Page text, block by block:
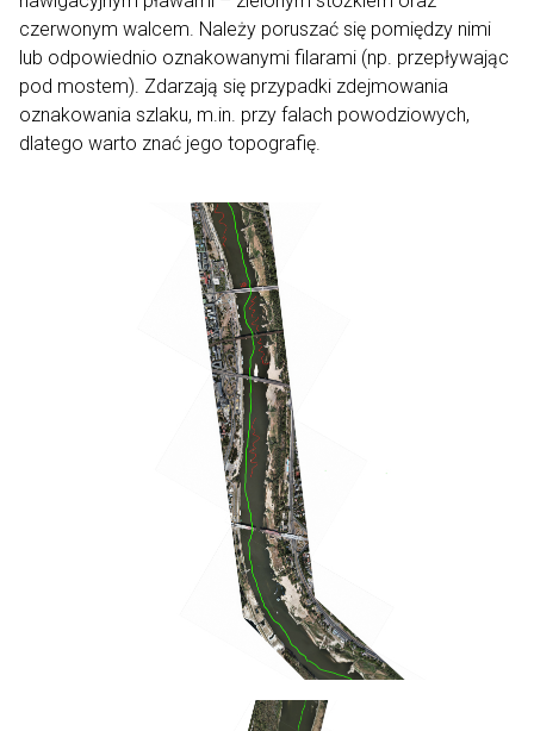
czerwonym walcem. Należy poruszać się pomiędzy nimi
lub odpowiednio oznakowanymi filarami (np. przepływając
pod mostem). Zdarzają się przypadki zdejmowania
oznakowania szlaku, m.in. przy falach powodziowych,
dlatego warto znać jego topografię.